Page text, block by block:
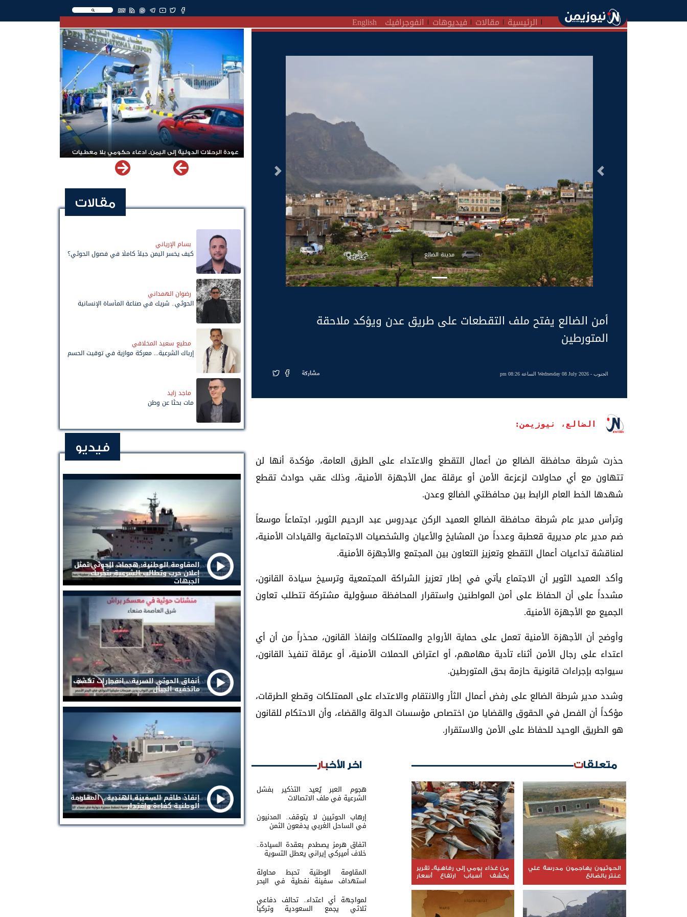
EN
الرئيسية مقالات فيديوهات انفوجرافيك English
مدينة الضالع
السابق التالى
أمن الضالع يفتح ملف التقطعات على طريق عدن ويؤكد ملاحقة
المتورطين
الجنوب- Wednesday 08 July 2026 الساعة 08:26 pm مشاركة
الضالع، نيوزيمن:
حذرت شرطة محافظة الضالع من أعمال التقطع والاعتداء على الطرق العامة، مؤكدة أنها لن
تتهاون مع أي محاولات لزعزعة الأمن أو عرقلة عمل الأجهزة الأمنية، وذلك عقب حوادث تقطع
شهدها الخط العام الرابط بين محافظتي الضالع وعدن.
وترأس مدير عام شرطة محافظة الضالع العميد الركن عيدروس عبد الرحيم الثوير، اجتماعاً موسعاً
ضم مدير عام مديرية قعطبة وعدداً من المشايخ والأعيان والشخصيات الاجتماعية والقيادات الأمنية،
لمناقشة تداعيات أعمال التقطع وتعزيز التعاون بين المجتمع والأجهزة الأمنية.
وأكد العميد الثوير أن الاجتماع يأتي في إطار تعزيز الشراكة المجتمعية وترسيخ سيادة القانون،
مشدداً على أن الحفاظ على أمن المواطنين واستقرار المحافظة مسؤولية مشتركة تتطلب تعاون
الجميع مع الأجهزة الأمنية.
وأوضح أن الأجهزة الأمنية تعمل على حماية الأرواح والممتلكات وإنفاذ القانون، محذراً من أن أي
اعتداء على رجال الأمن أثناء تأدية مهامهم، أو اعتراض الحملات الأمنية، أو عرقلة تنفيذ القانون،
سيواجه بإجراءات قانونية حازمة بحق المتورطين.
وشدد مدير شرطة الضالع على رفض أعمال الثأر والانتقام والاعتداء على الممتلكات وقطع الطرقات،
مؤكداً أن الفصل في الحقوق والقضايا من اختصاص مؤسسات الدولة والقضاء، وأن الاحتكام للقانون
هو الطريق الوحيد للحفاظ على الأمن والاستقرار.
متعلقات
الحوثيون يهاجمون مدرسة علي
عنتر بالضالع
من غذاء يومي إلى رفاهية.. تقرير
يكشف أسباب ارتفاع أسعار
اخر الأخبار
هجوم العبر يُعيد التذكير بفشل
الشرعية في ملف الاتصالات
إرهاب الحوثيين لا يتوقف.. المدنيون
في الساحل الغربي يدفعون الثمن
اتفاق هرمز يصطدم بعقدة السيادة..
خلاف أميركي إيراني يعطل التسوية
المقاومة الوطنية تحبط محاولة
استهداف سفينة نفطية في البحر
لمواجهة أي اعتداء.. تحالف دفاعي
ثلاثي يجمع السعودية وتركيا
عودة الرحلات الدولية إلى اليمن.. ادعاء حكومي بلا معطيات
مقالات
بسام الإرياني
كيف يخسر اليمن جيلاً كاملًا في فصول الحوثي؟
رضوان الهمداني
الحوثي.. شريك في صناعة المأساة الإنسانية
مطيع سعيد المخلافي
إرباك الشرعية... معركة موازية في توقيت الحسم
ماجد زايد
مات بحثًا عن وطن
فيديو
المقاومة الوطنية: هجمات الحوثي تمثل
إعلان حرب وتطالب الشرعية بتحريك
الجبهات
أنفاق الحوثي السرية .. انفجارات تكشف
ماتخفيه الجبال
إنقاذ طاقم السفينة الهندية .. المقاومة
الوطنية كفاءة واقتدار